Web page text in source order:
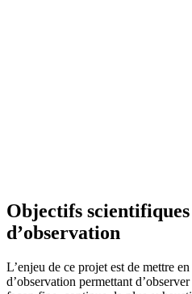
Objectifs scientifiques
d’observation
L’enjeu de ce projet est de mettre
d’observation permettant